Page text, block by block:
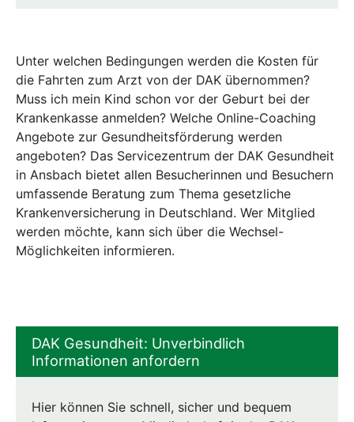
Unter welchen Bedingungen werden die Kosten für
die Fahrten zum Arzt von der DAK übernommen?
Muss ich mein Kind schon vor der Geburt bei der
Krankenkasse anmelden? Welche Online-Coaching
Angebote zur Gesundheitsförderung werden
angeboten? Das Servicezentrum der DAK Gesundheit
in Ansbach bietet allen Besucherinnen und Besuchern
umfassende Beratung zum Thema gesetzliche
Krankenversicherung in Deutschland. Wer Mitglied
werden möchte, kann sich über die Wechsel-
Möglichkeiten informieren.
DAK Gesundheit: Unverbindlich
Informationen anfordern
Hier können Sie schnell, sicher und bequem